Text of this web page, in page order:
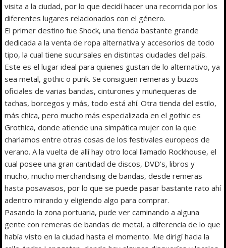
visita a la ciudad, por lo que decidí hacer una recorrida por los
diferentes lugares relacionados con el género.
El primer destino fue Shock, una tienda bastante grande
dedicada a la venta de ropa alternativa y accesorios de todo
tipo, la cual tiene sucursales en distintas ciudades del país.
Este es el lugar ideal para quienes gustan de lo alternativo, ya
sea metal, gothic o punk. Se consiguen remeras y buzos
oficiales de varias bandas, cinturones y muñequeras de
tachas, borcegos y más, todo está ahí. Otra tienda del estilo,
más chica, pero mucho más especializada en el gothic es
Grothica, donde atiende una simpática mujer con la que
charlamos entre otras cosas de los festivales europeos de
verano. A la vuelta de allí hay otro local llamado Rockhouse, el
cual posee una gran cantidad de discos, DVD’s, libros y
mucho, mucho merchandising de bandas, desde remeras
hasta posavasos, por lo que se puede pasar bastante rato ahí
adentro mirando y eligiendo algo para comprar.
Pasando la zona portuaria, pude ver caminando a alguna
gente con remeras de bandas de metal, a diferencia de lo que
había visto en la ciudad hasta el momento. Me dirigí hacia la